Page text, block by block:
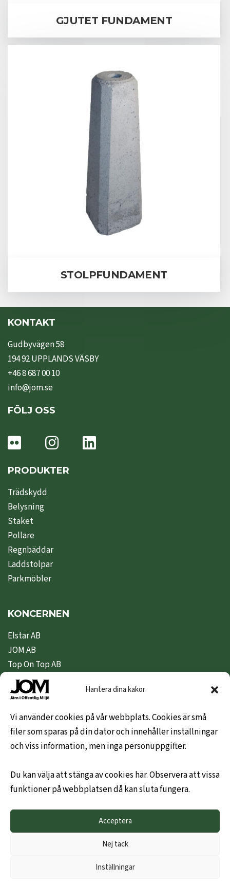
Hantera dina kakor
Vi använder cookies på vår webbplats. Cookies är små
filer som sparas på din dator och innehåller inställningar
och viss information, men inga personuppgifter.
Du kan välja att stänga av cookies här. Observera att vissa
funktioner på webbplatsen då kan sluta fungera.
Acceptera
Nej tack
Inställningar
GJUTET FUNDAMENT
STOLPFUNDAMENT
KONTAKT
Gudbyvägen 58
194 92 UPPLANDS VÄSBY
+46 8 687 00 10
info@jom.se
FÖLJ OSS
PRODUKTER
Trädskydd
Belysning
Staket
Pollare
Regnbäddar
Laddstolpar
Parkmöbler
KONCERNEN
Elstar AB
JOM AB
Top On Top AB
Nipeda AB
Nivex Topsafe AB
KUNDINFO
Om oss
Leveransvillkor
Hållbarhetspolicy
Kontakta oss gärna